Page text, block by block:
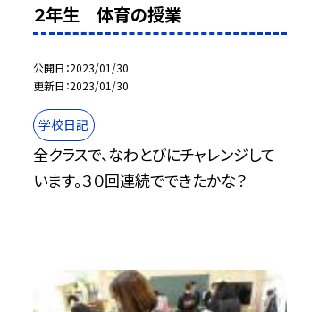
２年生 体育の授業
公開日 2023/01/30
更新日 2023/01/30
学校日記
全クラスで、なわとびにチャレンジして
います。３０回連続でできたかな？